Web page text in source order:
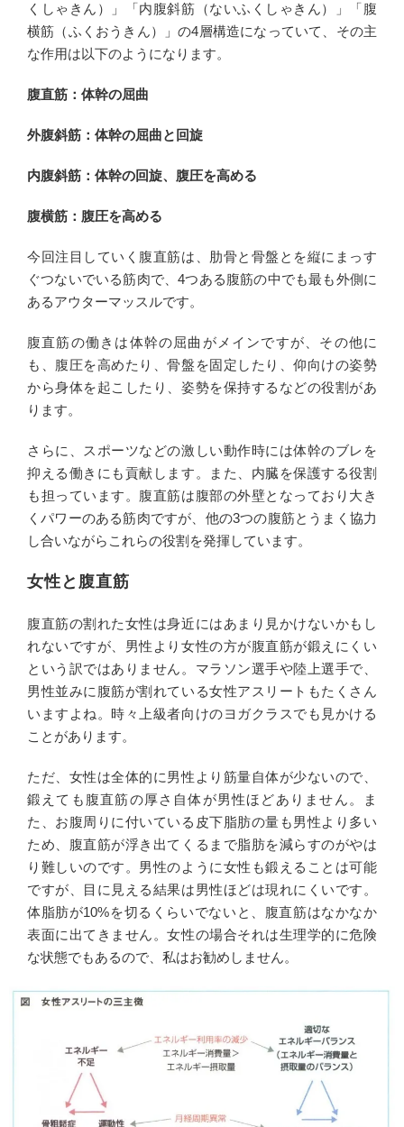
くしゃきん）」「内腹斜筋（ないふくしゃきん）」「腹
横筋（ふくおうきん）」の4層構造になっていて、その主
な作用は以下のようになります。
腹直筋：体幹の屈曲
外腹斜筋：体幹の屈曲と回旋
内腹斜筋：体幹の回旋、腹圧を高める
腹横筋：腹圧を高める
今回注目していく腹直筋は、肋骨と骨盤とを縦にまっす
ぐつないでいる筋肉で、4つある腹筋の中でも最も外側に
あるアウターマッスルです。
腹直筋の働きは体幹の屈曲がメインですが、その他に
も、腹圧を高めたり、骨盤を固定したり、仰向けの姿勢
から身体を起こしたり、姿勢を保持するなどの役割があ
ります。
さらに、スポーツなどの激しい動作時には体幹のブレを
抑える働きにも貢献します。また、内臓を保護する役割
も担っています。腹直筋は腹部の外壁となっており大き
くパワーのある筋肉ですが、他の3つの腹筋とうまく協力
し合いながらこれらの役割を発揮しています。
女性と腹直筋
腹直筋の割れた女性は身近にはあまり見かけないかもし
れないですが、男性より女性の方が腹直筋が鍛えにくい
という訳ではありません。マラソン選手や陸上選手で、
男性並みに腹筋が割れている女性アスリートもたくさん
いますよね。時々上級者向けのヨガクラスでも見かける
ことがあります。
ただ、女性は全体的に男性より筋量自体が少ないので、
鍛えても腹直筋の厚さ自体が男性ほどありません。ま
た、お腹周りに付いている皮下脂肪の量も男性より多い
ため、腹直筋が浮き出てくるまで脂肪を減らすのがやは
り難しいのです。男性のように女性も鍛えることは可能
ですが、目に見える結果は男性ほどは現れにくいです。
体脂肪が10%を切るくらいでないと、腹直筋はなかなか
表面に出てきません。女性の場合それは生理学的に危険
な状態でもあるので、私はお勧めしません。